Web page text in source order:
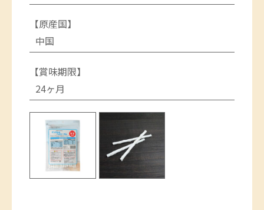
【原産国】
中国
【賞味期限】
24ヶ月